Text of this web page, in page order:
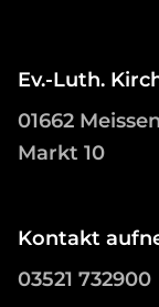
Ev.-Luth.
01662 Meissen
Markt 10
Kontakt
03521 732900